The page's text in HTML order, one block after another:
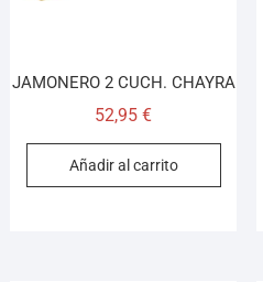
JAMONERO 2 CUCH. CHAYRA
52,95€
Añadir al carrito